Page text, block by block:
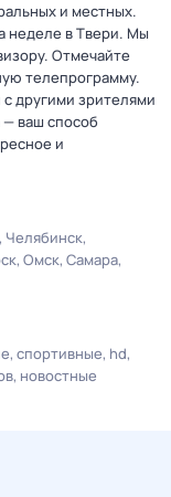
и местных.
неделе в Твери. Мы
Отмечайте
телепрограмму.
другими зрителями
ваш способ
и
Челябинск
Омск Самара
спортивные hd
новостные